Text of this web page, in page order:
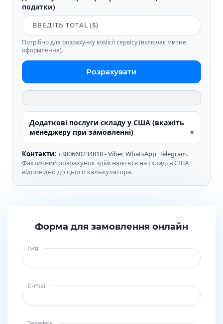
податки)
Потрібно для розрахунку комісії сервісу (включає митне
оформлення).
Розрахувати
Додаткові послуги складу у США (вкажіть
менеджеру при замовленні)
Контакти: +380660234818 - Viber, WhatsApp, Telegram.
Фактичний розрахунок здійснюється на складі в США
відповідно до цього калькулятора.
Форма для замовлення онлайн
Ім'я
E-mail